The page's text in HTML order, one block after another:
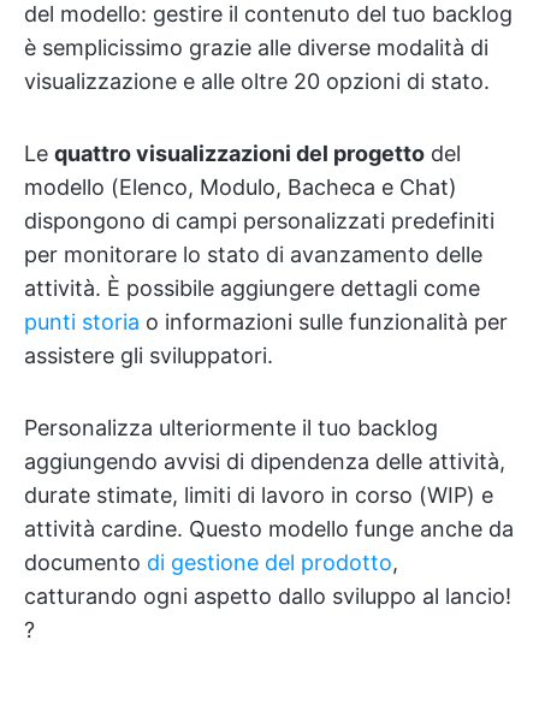
del modello: gestire il contenuto del tuo backlog
è semplicissimo grazie alle diverse modalità di
visualizzazione e alle oltre 20 opzioni di stato.
Le quattro visualizzazioni del progetto del
modello (Elenco, Modulo, Bacheca e Chat)
dispongono di campi personalizzati predefiniti
per monitorare lo stato di avanzamento delle
attività. È possibile aggiungere dettagli come
punti storia o informazioni sulle funzionalità per
assistere gli sviluppatori.
Personalizza ulteriormente il tuo backlog
aggiungendo avvisi di dipendenza delle attività,
durate stimate, limiti di lavoro in corso (WIP) e
attività cardine. Questo modello funge anche da
documento di gestione del prodotto,
catturando ogni aspetto dallo sviluppo al lancio!
?